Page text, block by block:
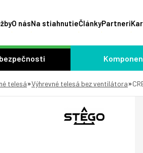
O násNa stiahnutieČlánkyPartneri
telesá»Výhrevné telesá bez ventilátora»